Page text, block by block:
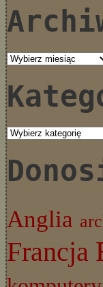
Archiwum
donosów
Kategorie
Anglia
Francja